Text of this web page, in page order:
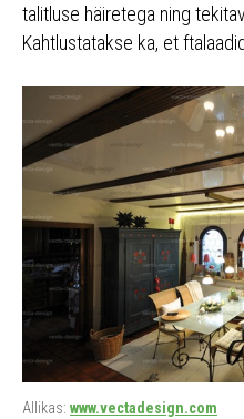
talitluse häiretega ning
Kahtlustatakse ka, et
Allikas: www.vectadesign.com